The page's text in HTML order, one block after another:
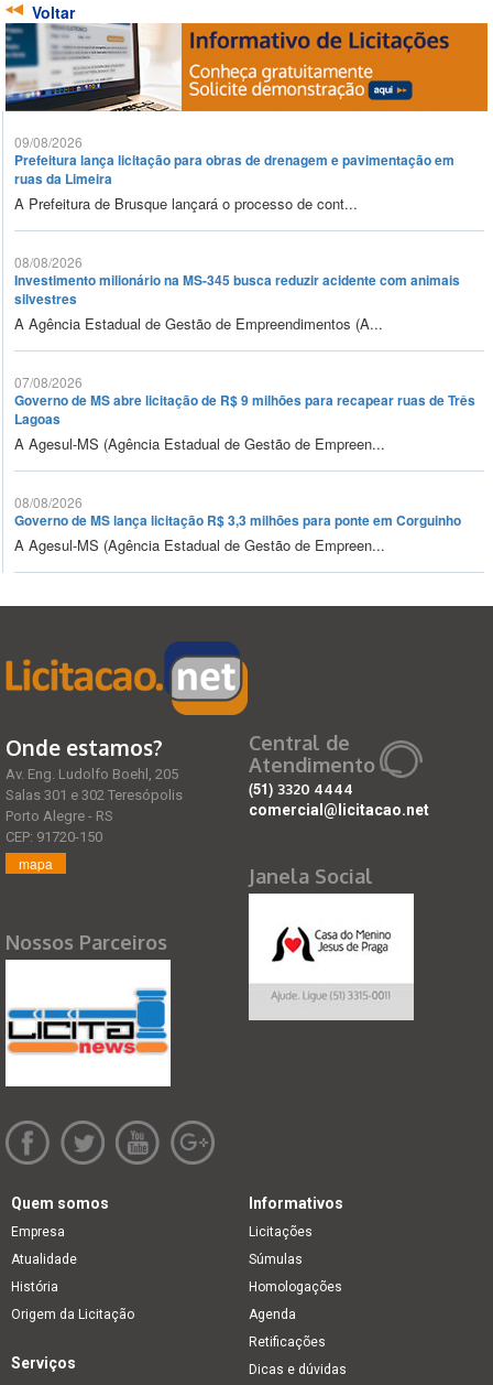
Voltar
09/08/2026
Prefeitura lança licitação para obras de drenagem e pavimentação em
ruas da Limeira
A Prefeitura de Brusque lançará o processo de cont...
08/08/2026
Investimento milionário na MS-345 busca reduzir acidente com animais
silvestres
A Agência Estadual de Gestão de Empreendimentos (A...
07/08/2026
Governo de MS abre licitação de R$ 9 milhões para recapear ruas de Três
Lagoas
A Agesul-MS (Agência Estadual de Gestão de Empreen...
08/08/2026
Governo de MS lança licitação R$ 3,3 milhões para ponte em Corguinho
A Agesul-MS (Agência Estadual de Gestão de Empreen...
Onde estamos?
Av. Eng. Ludolfo Boehl, 205
Salas 301 e 302 Teresópolis
Porto Alegre - RS
CEP: 91720-150
mapa
Nossos Parceiros
Central de
Atendimento
(51) 3320 4444
comercial@licitacao.net
Janela Social
Quem somos
Empresa
Atualidade
História
Origem da Licitação
Informativos
Licitações
Súmulas
Homologações
Agenda
Retificações
Dicas e dúvidas
Serviços